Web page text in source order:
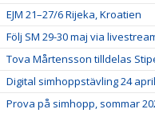
EJM 21–27/6 Rijeka, Kroatien
Följ SM 29-30 maj via
Tova Mårtensson tilldelas
Digital simhoppstävling 24 april
Prova på simhopp, sommar